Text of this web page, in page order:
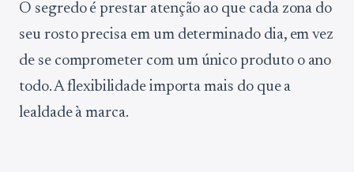
O segredo é prestar atenção ao que cada zona do
seu rosto precisa em um determinado dia, em vez
de se comprometer com um único produto o ano
todo. A flexibilidade importa mais do que a
lealdade à marca.